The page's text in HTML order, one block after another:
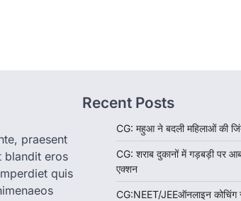
praesent
blandit eros
quis
Recent Posts
CG: महुआ ने बदली महिलाओं की
CG: शराब दुकानों में गड़बड़ी पर
एक्शन
CG:NEET/JEEऑनलाइन कोचिंग